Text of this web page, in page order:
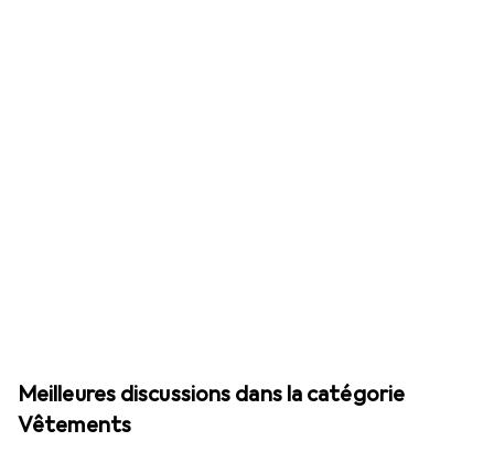
Meilleures discussions dans la catégorie
Vêtements